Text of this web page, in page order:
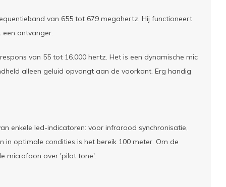
van 655 tot 679 megahertz. Hij functioneert
ontvanger.
van 55 tot 16.000 hertz. Het is een dynamische mic
alleen geluid opvangt aan de voorkant. Erg handig
enkele led-indicatoren: voor infrarood synchronisatie,
optimale condities is het bereik 100 meter. Om de
microfoon over 'pilot tone'.